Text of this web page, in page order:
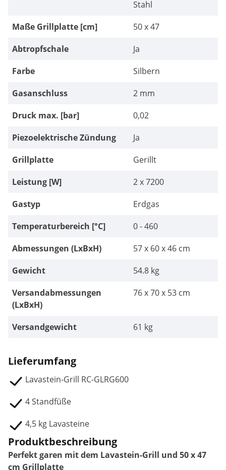
Stahl
Maße Grillplatte [cm]
50 x 47
Abtropfschale
Ja
Farbe
Silbern
Gasanschluss
2 mm
Druck max. [bar]
0,02
Piezoelektrische Zündung
Ja
Grillplatte
Gerillt
Leistung [W]
2 x 7200
Gastyp
Erdgas
Temperaturbereich [°C]
0 - 460
Abmessungen (LxBxH)
57 x 60 x 46 cm
Gewicht
54.8 kg
Versandabmessungen
(LxBxH)
76 x 70 x 53 cm
Versandgewicht 61 kg
Lieferumfang
Lavastein-Grill RC-GLRG600
4 Standfüße
4,5 kg Lavasteine
Produktbeschreibung
Perfekt garen mit dem Lavastein-Grill und 50 x 47
cm Grillplatte